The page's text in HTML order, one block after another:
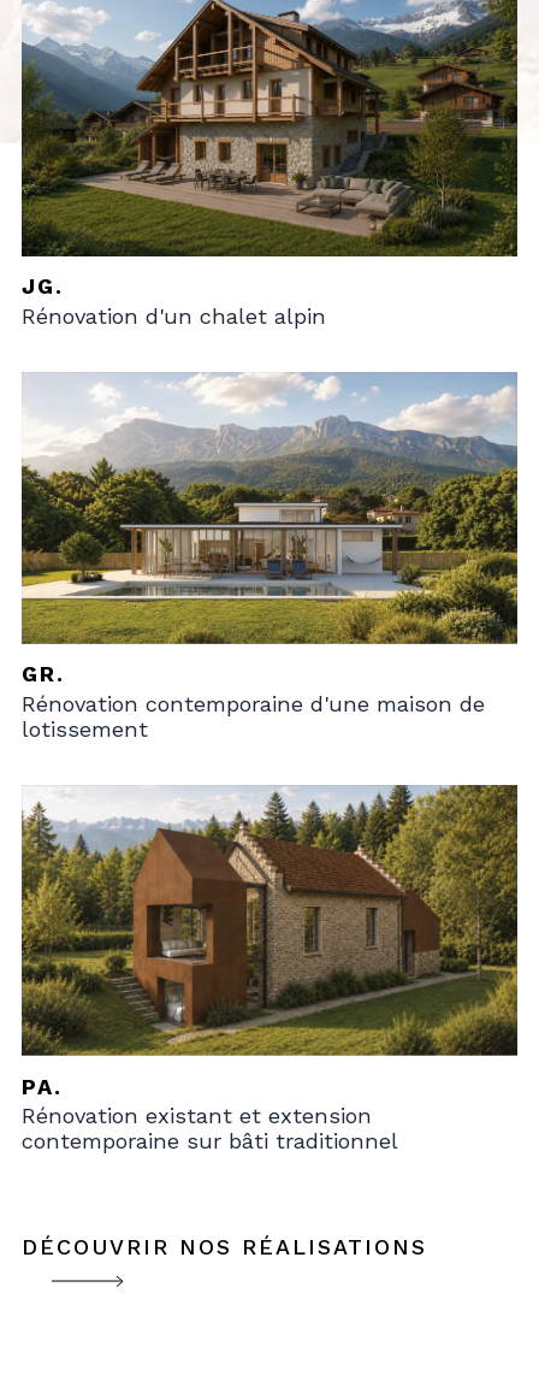
JG.
Rénovation d'un chalet alpin
GR.
Rénovation contemporaine d'une maison de
lotissement
PA.
Rénovation existant et extension
contemporaine sur bâti traditionnel
DÉCOUVRIR NOS RÉALISATIONS